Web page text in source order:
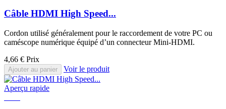
Câble HDMI High Speed...
Cordon utilisé généralement pour le raccordement de votre PC ou
caméscope numérique équipé d’un connecteur Mini-HDMI.
4,66 € Prix
Ajouter au panier Voir le produit
Aperçu rapide